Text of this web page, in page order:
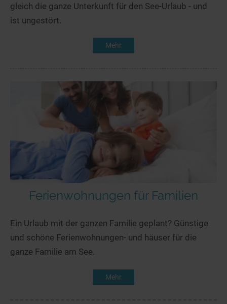
gleich die ganze Unterkunft für den See-Urlaub - und
ist ungestört.
Mehr
Ferienwohnungen für Familien
Ein Urlaub mit der ganzen Familie geplant? Günstige
und schöne Ferienwohnungen- und häuser für die
ganze Familie am See.
Mehr